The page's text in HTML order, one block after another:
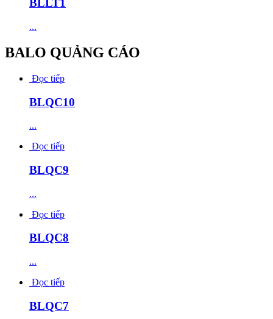
BLLT1
...
BALO QUẢNG CÁO
Đọc tiếp
BLQC10
...
Đọc tiếp
BLQC9
...
Đọc tiếp
BLQC8
...
Đọc tiếp
BLQC7